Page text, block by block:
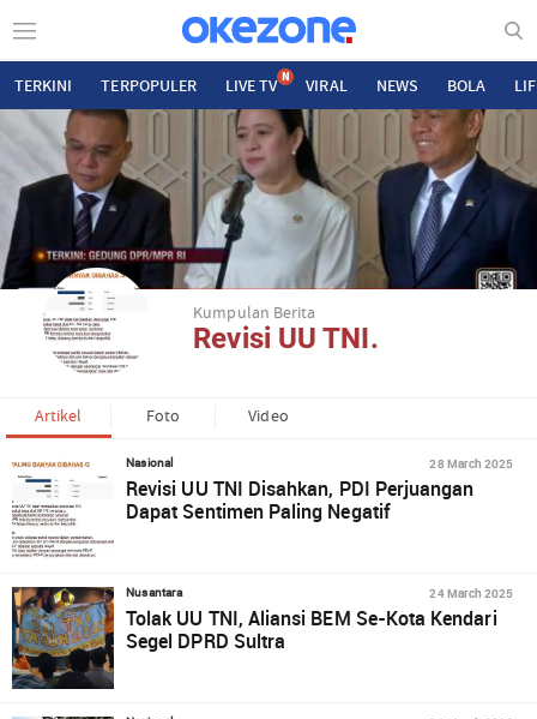
TERKINI TERPOPULER LIVE TV N VIRAL NEWS BOLA
Kumpulan Berita
Revisi UU TNI.
Artikel Foto Video
Nasional 28 March 2025
Revisi UU TNI Disahkan, PDI Perjuangan
Dapat Sentimen Paling Negatif
Nusantara 24 March 2025
Tolak UU TNI, Aliansi BEM Se-Kota Kendari
Segel DPRD Sultra